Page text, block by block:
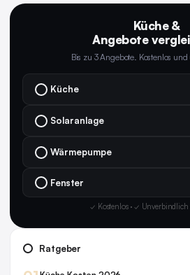
Küche &
Angebote
Bis zu 3 Angebote. Kostenlos
Küche
Solaranlage
Wärmepumpe
Fenster
✓ Kostenlos · ✓ Unverbindlich
Ratgeber